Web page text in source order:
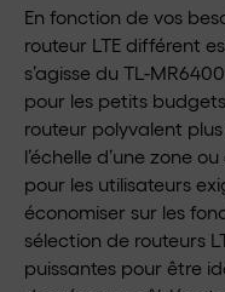
En fonction de vos
routeur LTE différent
s’agisse du TL-
pour les petits
routeur polyvalent
l’échelle d’une zone
pour les utilisateurs
économiser sur les
sélection de routeurs
puissantes pour être